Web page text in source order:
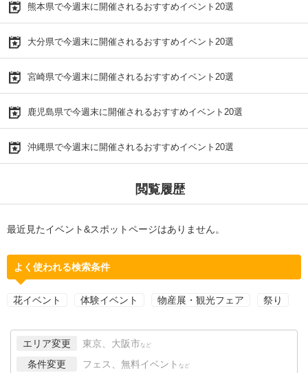
熊本県で今週末に開催されるおすすめイベント20選
大分県で今週末に開催されるおすすめイベント20選
宮崎県で今週末に開催されるおすすめイベント20選
鹿児島県で今週末に開催されるおすすめイベント20選
沖縄県で今週末に開催されるおすすめイベント20選
閲覧履歴
最近見たイベント&スポットページはありません。
よく使われる検索条件
花イベント 体験イベント 物産展・観光フェア 祭り
エリア変更 東京、大阪市 など
条件変更 フェス、無料イベント など